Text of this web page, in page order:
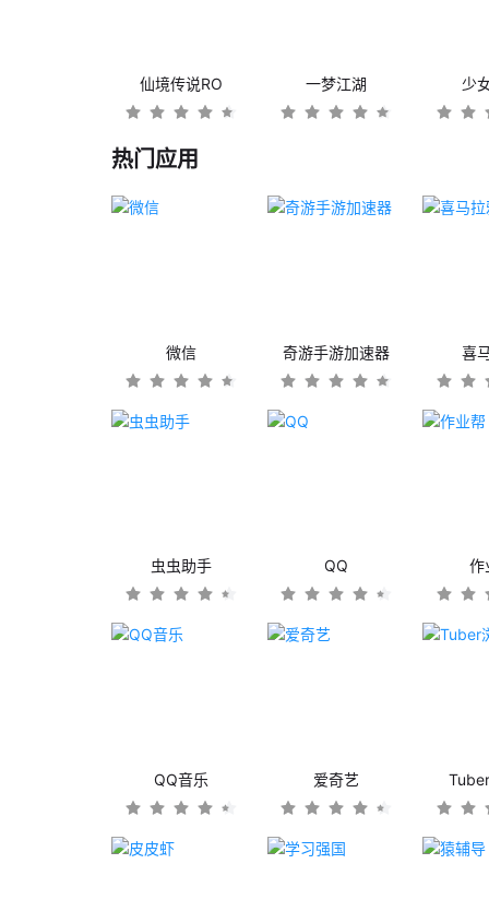
仙境传说RO 一梦江湖 少
热门应用
微信 奇游手游加速器 喜
虫虫助手 QQ 作
QQ音乐 爱奇艺